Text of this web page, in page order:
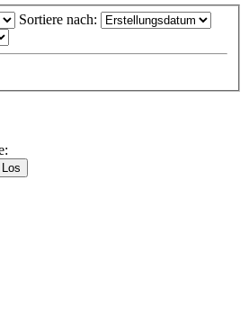
Sortiere nach: